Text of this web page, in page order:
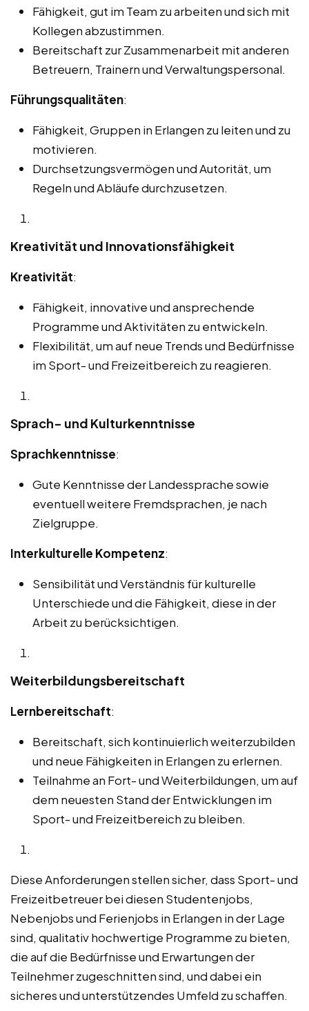
Fähigkeit, gut im Team zu arbeiten und sich mit
Kollegen abzustimmen.
Bereitschaft zur Zusammenarbeit mit anderen
Betreuern, Trainern und Verwaltungspersonal.
Führungsqualitäten:
Fähigkeit, Gruppen in Erlangen zu leiten und zu
motivieren.
Durchsetzungsvermögen und Autorität, um
Regeln und Abläufe durchzusetzen.
Kreativität und Innovationsfähigkeit
Kreativität:
Fähigkeit, innovative und ansprechende
Programme und Aktivitäten zu entwickeln.
Flexibilität, um auf neue Trends und Bedürfnisse
im Sport- und Freizeitbereich zu reagieren.
Sprach- und Kulturkenntnisse
Sprachkenntnisse:
Gute Kenntnisse der Landessprache sowie
eventuell weitere Fremdsprachen, je nach
Zielgruppe.
Interkulturelle Kompetenz:
Sensibilität und Verständnis für kulturelle
Unterschiede und die Fähigkeit, diese in der
Arbeit zu berücksichtigen.
Weiterbildungsbereitschaft
Lernbereitschaft:
Bereitschaft, sich kontinuierlich weiterzubilden
und neue Fähigkeiten in Erlangen zu erlernen.
Teilnahme an Fort- und Weiterbildungen, um auf
dem neuesten Stand der Entwicklungen im
Sport- und Freizeitbereich zu bleiben.
Diese Anforderungen stellen sicher, dass Sport- und
Freizeitbetreuer bei diesen Studentenjobs,
Nebenjobs und Ferienjobs in Erlangen in der Lage
sind, qualitativ hochwertige Programme zu bieten,
die auf die Bedürfnisse und Erwartungen der
Teilnehmer zugeschnitten sind, und dabei ein
sicheres und unterstützendes Umfeld zu schaffen.